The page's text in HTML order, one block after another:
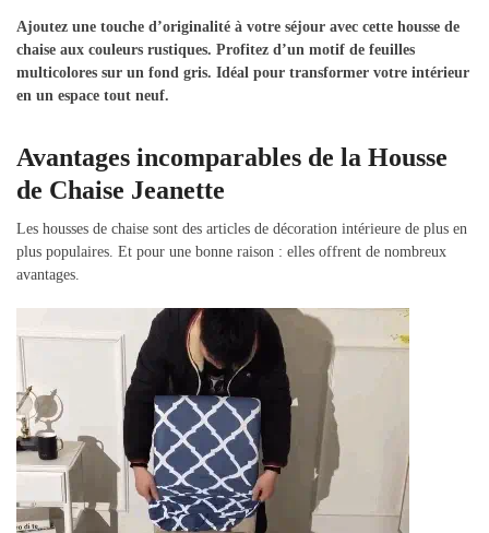
Ajoutez une touche d’originalité à votre séjour avec cette housse de
chaise aux couleurs rustiques. Profitez d’un motif de feuilles
multicolores sur un fond gris. Idéal pour transformer votre intérieur
en un espace tout neuf.
Avantages incomparables de la Housse
de Chaise Jeanette
Les housses de chaise sont des articles de décoration intérieure de plus en
plus populaires. Et pour une bonne raison : elles offrent de nombreux
avantages.